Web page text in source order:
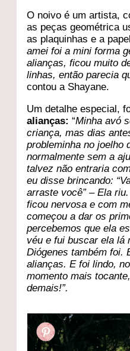
O noivo é um artista,
as peças geométrica
as plaquinhas e a
amei foi a mini forma
alianças, ficou muito
linhas, então parecia
contou a Shayane.
Um detalhe especial,
alianças:“Minha avó
criança, mas dias
probleminha no joelho
normalmente sem a
talvez não entraria
eu disse brincando:
arraste você” – Ela
ficou nervosa e com
começou a dar os
percebemos que ela
véu e fui buscar ela lá
Diógenes também foi.
alianças. E foi lindo,
momento mais
demais!”.